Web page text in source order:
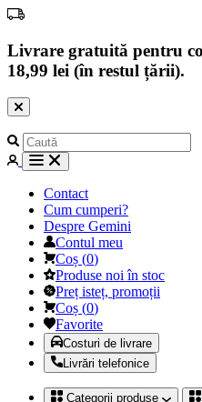
Livrare gratuită pentru
18,99 lei (în restul țării).
Contact
Cum cumperi?
Despre Gemini
Contul meu
Coș (0)
Produse noi în stoc
Preț isteț, promoții
Coș (0)
Favorite
Costuri de livrare
Livrări telefonice
Categorii produse